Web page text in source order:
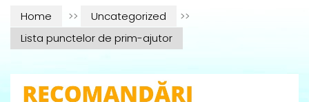
Home >> Uncategorized
>>
Lista punctelor de prim-ajutor